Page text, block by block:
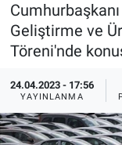
Geliştirme ve
Töreni'nde
24.04.2023 - 17:56
YAYINLANMA
Ekonomi
Spor
Kültür Sanat
Sağlık
Süper Lig
Tüm
Son Dakika
Haber Arşivi